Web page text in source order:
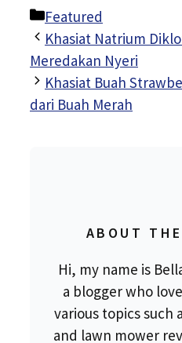
Kategori
Featured
Khasiat Natrium
Meredakan Nyeri
Khasiat Buah
dari Buah Merah
ABOUT
Hi, my name is
a blogger who
various topics such
and lawn mower